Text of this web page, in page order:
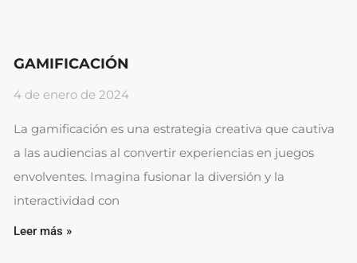
GAMIFICACIÓN
4 de enero de 2024
La gamificación es una estrategia creativa que cautiva
a las audiencias al convertir experiencias en juegos
envolventes. Imagina fusionar la diversión y la
interactividad con
Leer más »